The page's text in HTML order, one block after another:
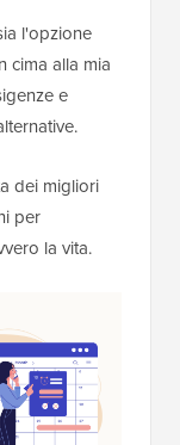
l'opzione
cima alla mia
e
dei migliori
per
la vita.